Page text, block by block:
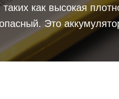
как высокая
Это